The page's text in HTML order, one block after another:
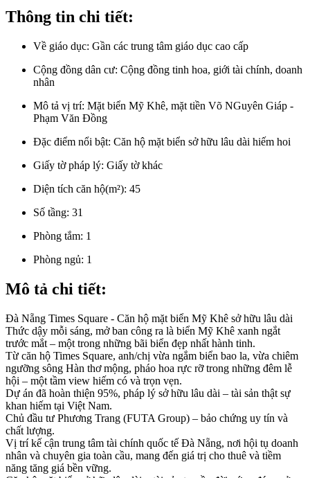
Thông tin chi tiết:
Về giáo dục: Gần các trung tâm giáo dục cao cấp
Cộng đồng dân cư: Cộng đồng tinh hoa, giới tài chính, doanh
nhân
Mô tả vị trí: Mặt biển Mỹ Khê, mặt tiền Võ NGuyên Giáp -
Phạm Văn Đồng
Đặc điểm nổi bật: Căn hộ mặt biển sở hữu lâu dài hiếm hoi
Giấy tờ pháp lý: Giấy tờ khác
Diện tích căn hộ(m²): 45
Số tầng: 31
Phòng tắm: 1
Phòng ngủ: 1
Mô tả chi tiết:
Đà Nẵng Times Square - Căn hộ mặt biển Mỹ Khê sở hữu lâu dài
Thức dậy mỗi sáng, mở ban công ra là biển Mỹ Khê xanh ngắt
trước mắt – một trong những bãi biển đẹp nhất hành tinh.
Từ căn hộ Times Square, anh/chị vừa ngắm biển bao la, vừa chiêm
ngưỡng sông Hàn thơ mộng, pháo hoa rực rỡ trong những đêm lễ
hội – một tầm view hiếm có và trọn vẹn.
Dự án đã hoàn thiện 95%, pháp lý sở hữu lâu dài – tài sản thật sự
khan hiếm tại Việt Nam.
Chủ đầu tư Phương Trang (FUTA Group) – bảo chứng uy tín và
chất lượng.
Vị trí kế cận trung tâm tài chính quốc tế Đà Nẵng, nơi hội tụ doanh
nhân và chuyên gia toàn cầu, mang đến giá trị cho thuê và tiềm
năng tăng giá bền vững.